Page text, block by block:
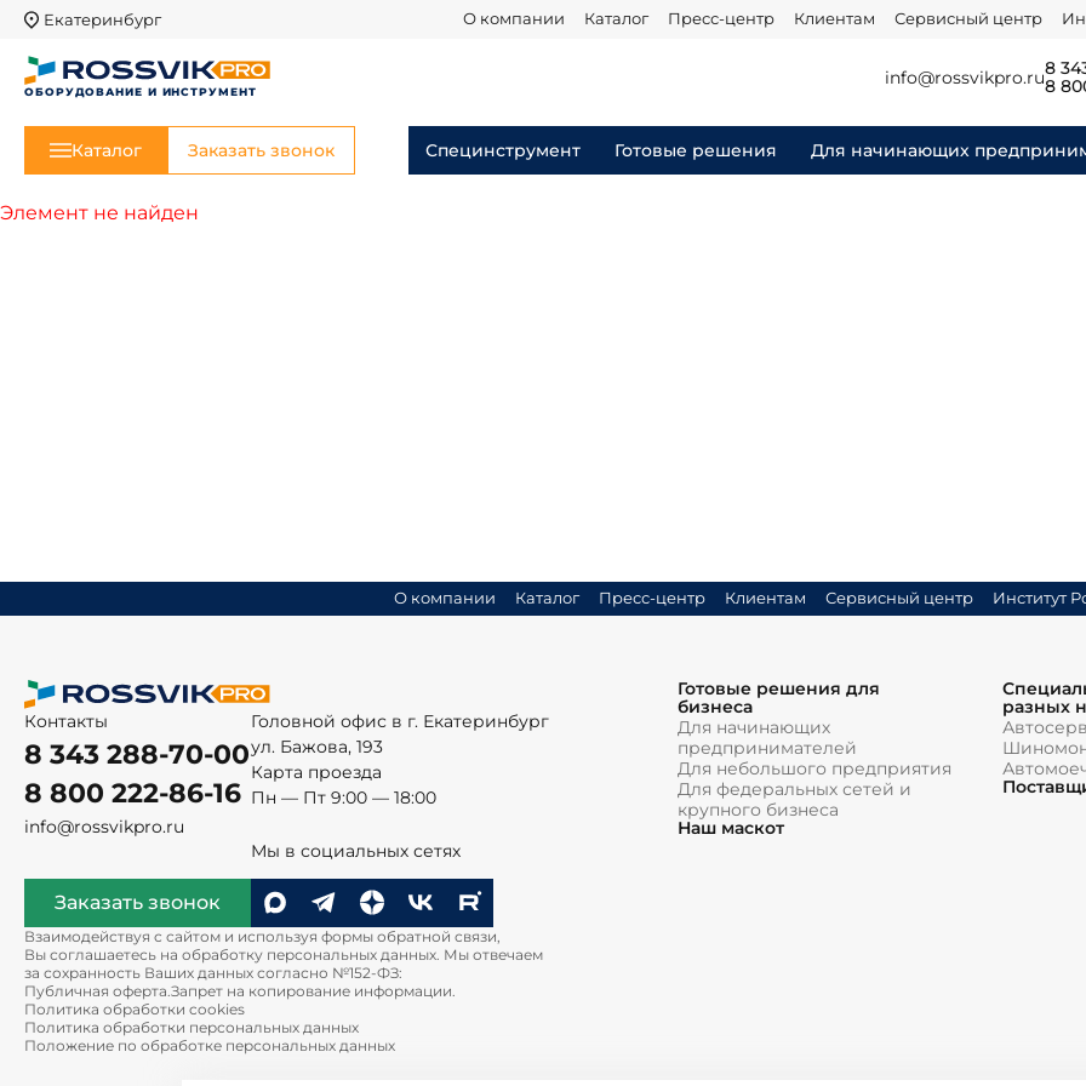
Екатеринбург О компании Каталог Пресс-центр Клиентам Сервисный центр
ОБОРУДОВАНИЕ И ИНСТРУМЕНТ
info@rossvikpro.ru8
8
Каталог Заказать звонок Специнструмент Готовые решения Для начинающих
Элемент не найден
О компании Каталог Пресс-центр Клиентам Сервисный центр Институт
Контакты
8 343 288-70-00
8 800 222-86-16
info@rossvikpro.ru
Заказать звонок
Головной офис в г. Екатеринбург
ул. Бажова, 193
Карта проезда
Пн — Пт 9:00 — 18:00
Мы в социальных сетях
Взаимодействуя с сайтом и используя формы обратной связи,
Вы соглашаетесь на обработку персональных данных. Мы отвечаем
за сохранность Ваших данных согласно №152-ФЗ:
Публичная оферта. Запрет на копирование информации.
Политика обработки cookies
Политика обработки персональных данных
Положение по обработке персональных данных
Готовые решения для
бизнеса
Для начинающих
предпринимателей
Для небольшого предприятия
Для федеральных сетей и
крупного бизнеса
Наш маскот
разных